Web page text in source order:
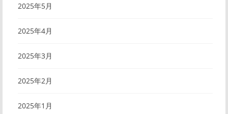
2025年5月
2025年4月
2025年3月
2025年2月
2025年1月